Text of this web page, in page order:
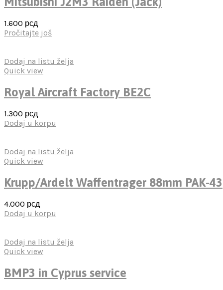
1.600 рсд
Pročitajte još
Dodaj na listu želja
Quick view
Royal Aircraft Factory BE2C
1.300 рсд
Dodaj u korpu
Dodaj na listu želja
Quick view
Krupp/Ardelt Waffentrager 88mm PAK-43
4.000 рсд
Dodaj u korpu
Dodaj na listu želja
Quick view
BMP3 in Cyprus service